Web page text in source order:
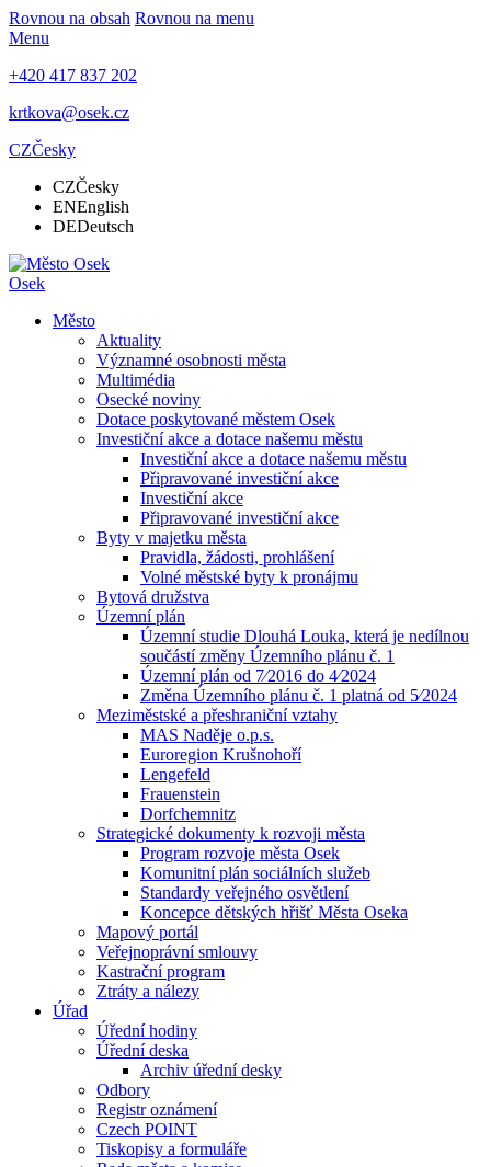
Rovnou na obsah Rovnou na menu
Menu
+420 417 837 202
krtkova@osek.cz
CZČesky
CZČesky
ENEnglish
DEDeutsch
Osek
Město
Aktuality
Významné osobnosti města
Multimédia
Osecké noviny
Dotace poskytované městem Osek
Investiční akce a dotace našemu městu
Investiční akce a dotace našemu městu
Připravované investiční akce
Investiční akce
Připravované investiční akce
Byty v majetku města
Pravidla, žádosti, prohlášení
Volné městské byty k pronájmu
Bytová družstva
Územní plán
Územní studie Dlouhá Louka, která je nedílnou
součástí změny Územního plánu č. 1
Územní plán od 7⁄2016 do 4⁄2024
Změna Územního plánu č. 1 platná od 5⁄2024
Meziměstské a přeshraniční vztahy
MAS Naděje o.p.s.
Euroregion Krušnohoří
Lengefeld
Frauenstein
Dorfchemnitz
Strategické dokumenty k rozvoji města
Program rozvoje města Osek
Komunitní plán sociálních služeb
Standardy veřejného osvětlení
Koncepce dětských hřišť Města Oseka
Mapový portál
Veřejnoprávní smlouvy
Kastrační program
Ztráty a nálezy
Úřad
Úřední hodiny
Úřední deska
Archiv úřední desky
Odbory
Registr oznámení
Czech POINT
Tiskopisy a formuláře